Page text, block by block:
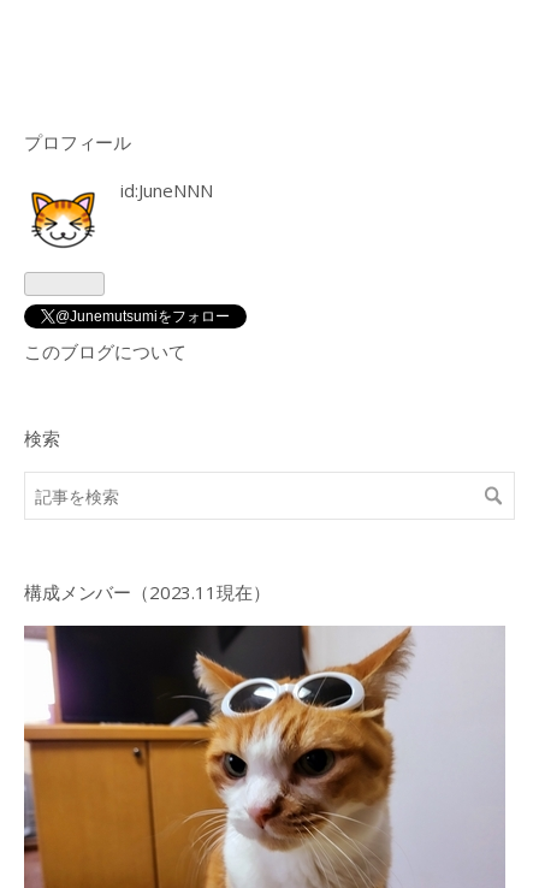
プロフィール
id:JuneNNN
@Junemutsumiをフォロー
このブログについて
検索
構成メンバー（2023.11現在）